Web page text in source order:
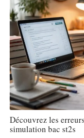
Découvrez les
simulation bac st2s